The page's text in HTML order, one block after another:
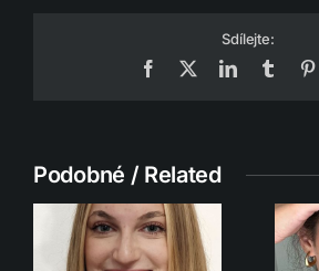
Sdílejte:
Facebook
LinkedInTumblr
Podobné / Related